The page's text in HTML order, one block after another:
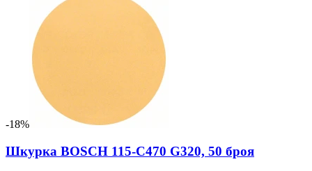
-18%
Шкурка BOSCH 115-C470 G320, 50 броя